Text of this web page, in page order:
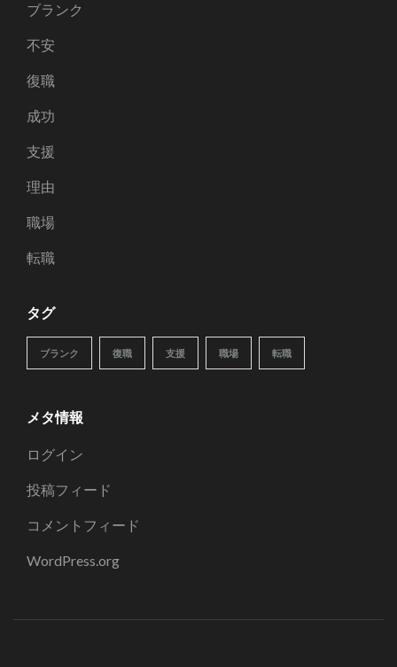
ブランク
不安
復職
成功
支援
理由
職場
転職
タグ
ブランク 復職 支援 職場 転職
メタ情報
ログイン
投稿フィード
コメントフィード
WordPress.org